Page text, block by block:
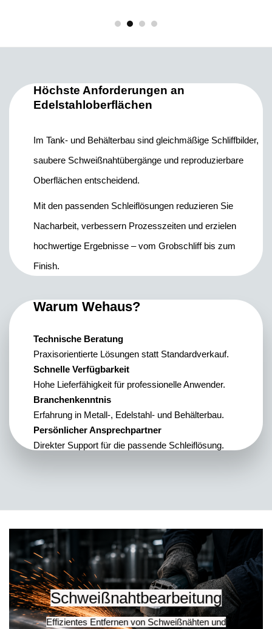
Höchste Anforderungen an
Edelstahloberflächen
Im Tank- und Behälterbau sind gleichmäßige Schliffbilder,
saubere Schweißnahtübergänge und reproduzierbare
Oberflächen entscheidend.
Mit den passenden Schleiflösungen reduzieren Sie
Nacharbeit, verbessern Prozesszeiten und erzielen
hochwertige Ergebnisse – vom Grobschliff bis zum
Finish.
Warum Wehaus?
Technische Beratung
Praxisorientierte Lösungen statt Standardverkauf.
Schnelle Verfügbarkeit
Hohe Lieferfähigkeit für professionelle Anwender.
Branchenkenntnis
Erfahrung in Metall-, Edelstahl- und Behälterbau.
Persönlicher Ansprechpartner
Direkter Support für die passende Schleiflösung.
Schweißnahtbearbeitung
Effizientes Entfernen von Schweißnähten und